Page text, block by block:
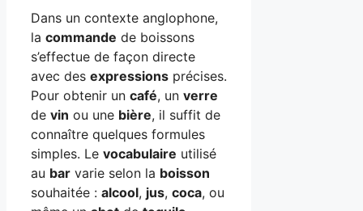
Dans un contexte anglophone,
la commande de boissons
s’effectue de façon directe
avec des expressions précises.
Pour obtenir un café, un verre
de vin ou une bière, il suffit de
connaître quelques formules
simples. Le vocabulaire utilisé
au bar varie selon la boisson
souhaitée : alcool, jus, coca, ou